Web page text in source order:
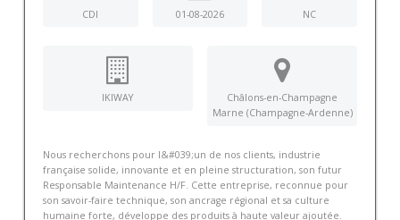
CDI 01-08-2026 NC
IKIWAY
Châlons-en-Champagne
Marne (Champagne-Ardenne)
Nous recherchons pour l&#039;un de nos clients, industrie
française solide, innovante et en pleine structuration, son futur
Responsable Maintenance H/F. Cette entreprise, reconnue pour
son savoir-faire technique, son ancrage régional et sa culture
humaine forte, développe des produits à haute valeur ajoutée.